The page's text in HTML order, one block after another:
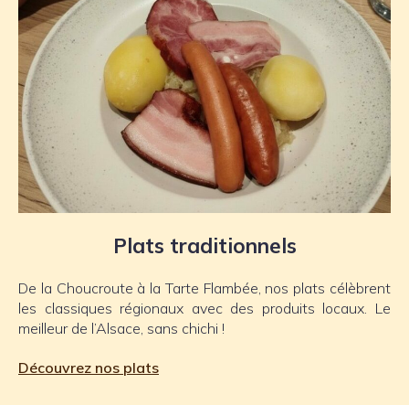
Plats traditionnels
De la Choucroute à la Tarte Flambée, nos plats célèbrent
les classiques régionaux avec des produits locaux. Le
meilleur de l’Alsace, sans chichi !
Découvrez nos plats